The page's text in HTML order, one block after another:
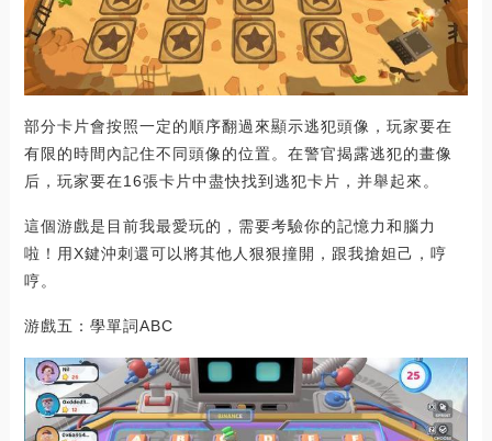
部分卡片會按照一定的順序翻過來顯示逃犯頭像，玩家要在
有限的時間內記住不同頭像的位置。在警官揭露逃犯的畫像
后，玩家要在16張卡片中盡快找到逃犯卡片，并舉起來。
這個游戲是目前我最愛玩的，需要考驗你的記憶力和腦力
啦！用X鍵沖刺還可以將其他人狠狠撞開，跟我搶妲己，哼
哼。
游戲五：學單詞ABC